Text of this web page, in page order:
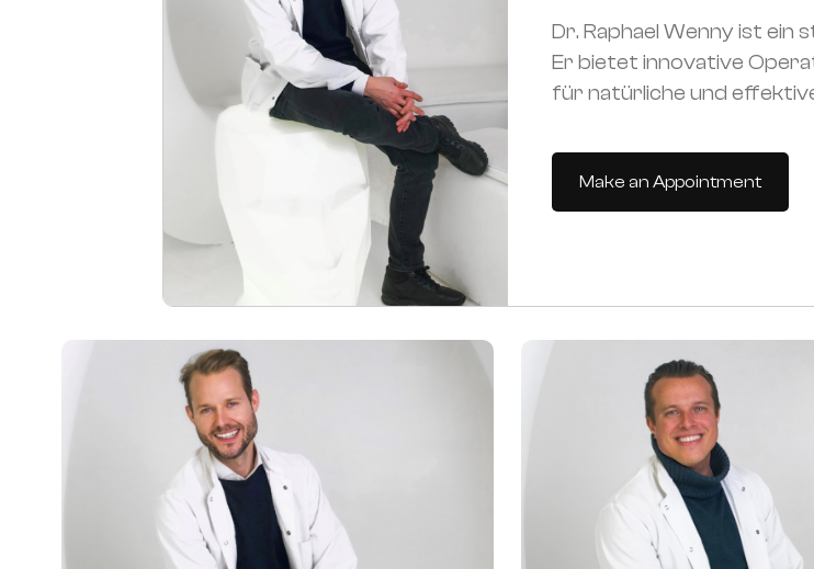
Dr. Raphael Wenny ist
Er bietet innovative
für natürliche und
Make an Appointment